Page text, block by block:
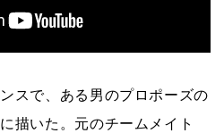
スで、ある男のプロポーズの
描いた。元のチームメイト